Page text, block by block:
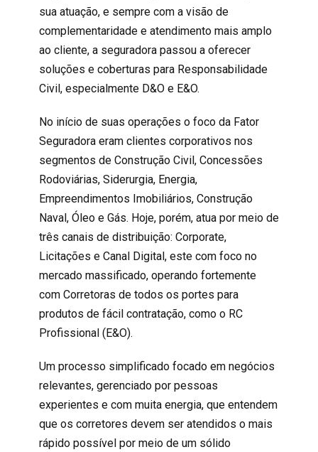
sua atuação, e sempre com a visão de
complementaridade e atendimento mais amplo
ao cliente, a seguradora passou a oferecer
soluções e coberturas para Responsabilidade
Civil, especialmente D&O e E&O.
No início de suas operações o foco da Fator
Seguradora eram clientes corporativos nos
segmentos de Construção Civil, Concessões
Rodoviárias, Siderurgia, Energia,
Empreendimentos Imobiliários, Construção
Naval, Óleo e Gás. Hoje, porém, atua por meio de
três canais de distribuição: Corporate,
Licitações e Canal Digital, este com foco no
mercado massificado, operando fortemente
com Corretoras de todos os portes para
produtos de fácil contratação, como o RC
Profissional (E&O).
Um processo simplificado focado em negócios
relevantes, gerenciado por pessoas
experientes e com muita energia, que entendem
que os corretores devem ser atendidos o mais
rápido possível por meio de um sólido